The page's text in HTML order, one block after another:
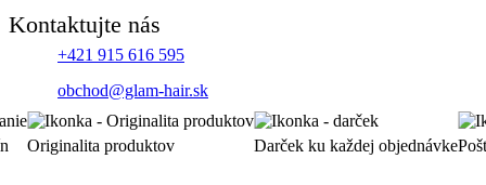
Kontaktujte nás
+421 915 616 595
obchod@glam-hair.sk
Originalita produktov Darček ku každej objednávke